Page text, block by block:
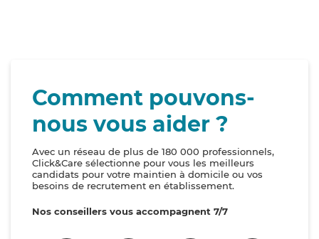
Comment pouvons-
nous vous aider ?
Avec un réseau de plus de 180 000 professionnels,
Click&Care sélectionne pour vous les meilleurs
candidats pour votre maintien à domicile ou vos
besoins de recrutement en établissement.
Nos conseillers vous accompagnent 7/7